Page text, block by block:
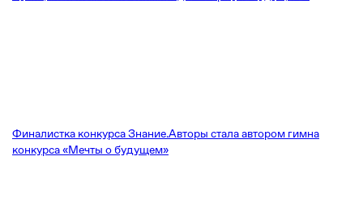
Финалистка конкурса Знание.Авторы стала автором гимна
конкурса «Мечты о будущем»